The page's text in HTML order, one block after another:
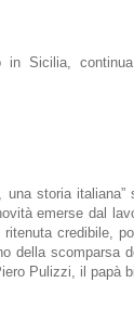
in Sicilia,
una storia italiana”
emerse dal
credibile,
della scomparsa
Pulizzi, il papà